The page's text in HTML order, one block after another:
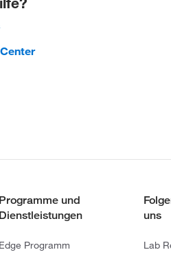
Programme und
Dienstleistungen
Edge Programm
uns
Lab